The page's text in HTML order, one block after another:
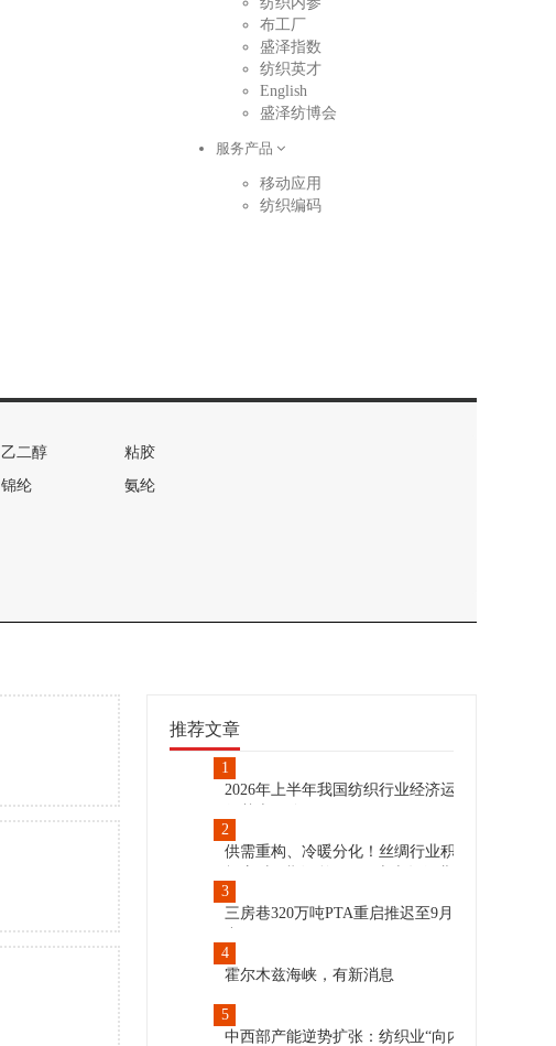
布工厂
盛泽指数
纺织英才
English
盛泽纺博会
服务产品
移动应用
纺织编码
乙二醇
锦纶
粘胶
氨纶
推荐文章
1
2026年上半年我国纺织行业经济运
2
供需重构、冷暖分化！丝绸行业积
形势观察
3
三房巷320万吨PTA重启推迟至9月
4
霍尔木兹海峡，有新消息
5
中西部产能逆势扩张：纺织业“向内